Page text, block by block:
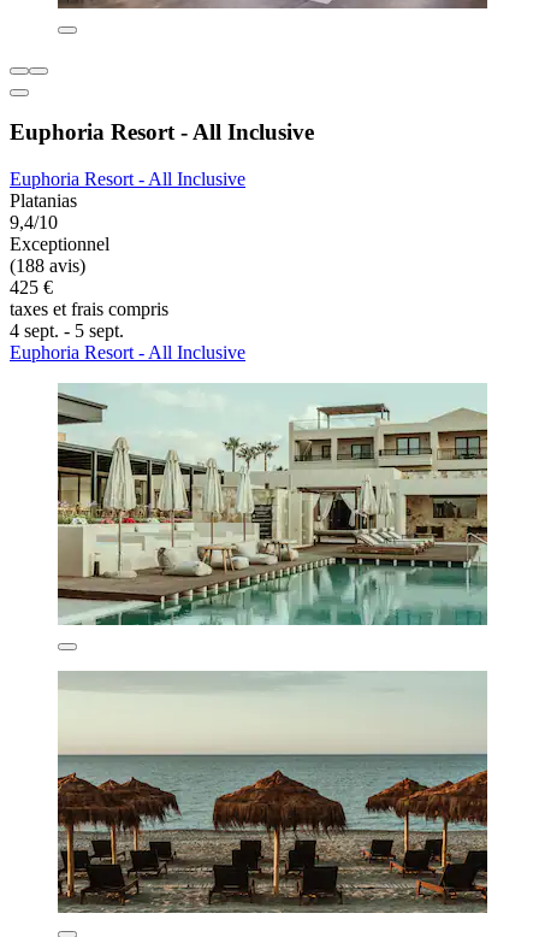
Euphoria Resort - All Inclusive
Euphoria Resort - All Inclusive
Platanias
9,4/10
Exceptionnel
(188 avis)
425 €
taxes et frais compris
4 sept. - 5 sept.
Euphoria Resort - All Inclusive